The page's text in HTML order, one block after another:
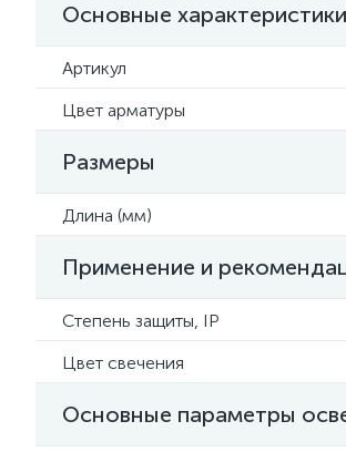
Основные характеристики
Артикул
Цвет арматуры
Размеры
Длина (мм)
Применение и
Степень защиты, IP
Цвет свечения
Основные параметры